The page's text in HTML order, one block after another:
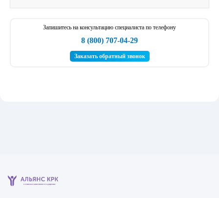
Запишитесь на консультацию специалиста по телефону
8 (800) 707-04-29
Заказать обратный звонок
клиника психического здоровья